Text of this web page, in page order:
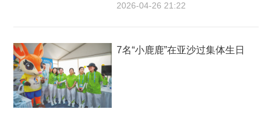
2026-04-26 21:22
7名“小鹿鹿”在亚沙过集体生日